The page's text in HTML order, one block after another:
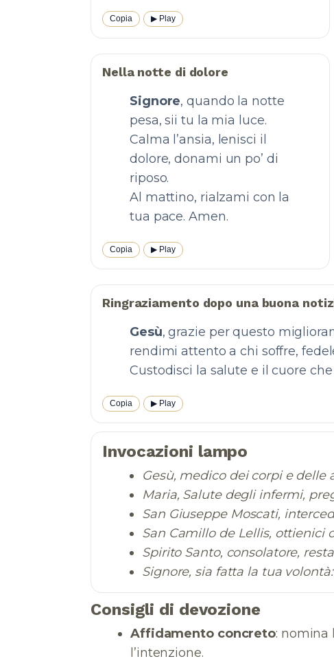
Copia ▶︎ Play
Nella notte di dolore
Signore, quando la notte
pesa, sii tu la mia luce.
Calma l’ansia, lenisci il
dolore, donami un po’ di
riposo.
Al mattino, rialzami con la
tua pace. Amen.
Copia ▶︎ Play
Ringraziamento dopo una buona
Gesù, grazie per questo
rendimi attento a chi soffre,
Custodisci la salute e il cuore
Copia ▶︎ Play
Invocazioni lampo
Gesù, medico dei corpi e delle
Maria, Salute degli infermi,
San Giuseppe Moscati,
San Camillo de Lellis, ottienici
Spirito Santo, consolatore,
Signore, sia fatta la tua
Consigli di devozione
Affidamento concreto: nomina
l’intenzione.